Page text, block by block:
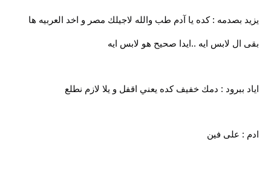
يزيد بصدمه : كده يا آدم طب والله لاجيلك مصر و اخد العربيه ها
بقى ال لابس ايه ..ايدا صحيح هو لابس ايه
اياد ببرود : دمك خفيف كده يعني اقفل و يلا لازم نطلع
ادم : على فين